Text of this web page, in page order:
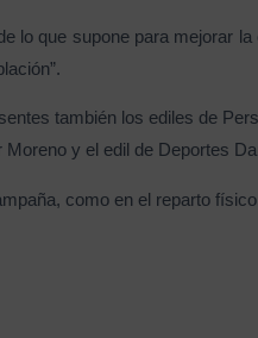
lo que supone para mejorar
también los ediles de
y el edil de Deportes
como en el reparto